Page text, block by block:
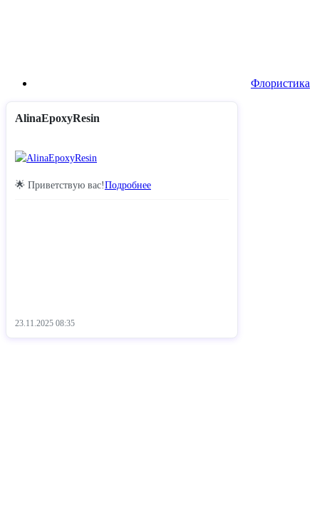
Флористика
AlinaEpoxyResin
🌟 Приветствую вас!Подробнее
23.11.2025 08:35